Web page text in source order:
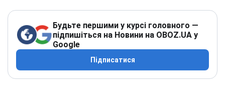
Будьте першими у курсі головного —
підпишіться на Новини на OBOZ.UA у
Google
Підписатися